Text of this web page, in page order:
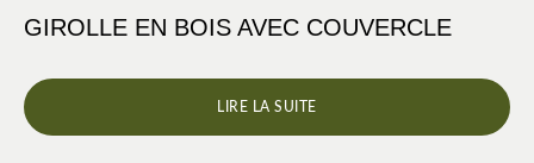
GIROLLE EN BOIS AVEC COUVERCLE
LIRE LA SUITE